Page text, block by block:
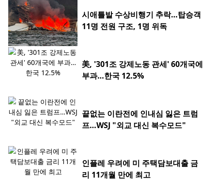
시애틀발 수상비행기 추락…탑승객
11명 전원 구조, 1명 위독
美, '301조 강제노동 관세' 60개국에
부과…한국 12.5%
끝없는 이란전에 인내심 잃은 트럼
프…WSJ "외교 대신 복수모드"
인플레 우려에 미 주택담보대출 금
리 11개월 만에 최고